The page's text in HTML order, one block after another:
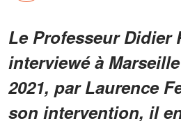
Le Professeur Didier
interviewé à
2021, par Laurence
son intervention, il